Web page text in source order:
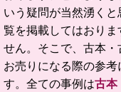
いう疑問が当然湧く
覧を掲載してはおり
せん。そこで、古本
お売りになる際の参
す。全ての事例は古本